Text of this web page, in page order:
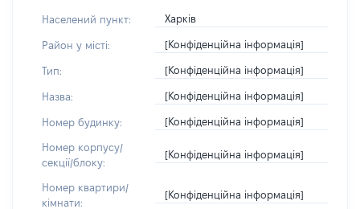
Населений пункт: Харків
Район у місті: [Конфіденційна інформація]
Тип: [Конфіденційна інформація]
Назва: [Конфіденційна інформація]
Номер будинку: [Конфіденційна інформація]
Номер корпусу/
секції/блоку:
[Конфіденційна інформація]
Номер квартири/
кімнати:
[Конфіденційна інформація]